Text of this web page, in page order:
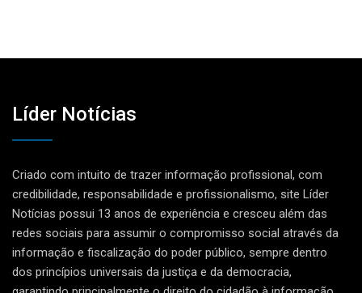
Líder Notícias
Criado com intuito de trazer informação profissional, com
credibilidade, responsabilidade e profissionalismo, site Líder
Notícias possui 13 anos de experiência e cresceu além das
redes sociais para assumir o compromisso social através da
informação e fiscalização do poder público, sempre dentro
dos princípios universais da justiça e da democracia,